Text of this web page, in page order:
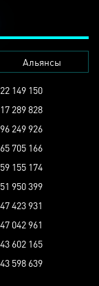
Альянсы
149 150
289 828
249 926
705 166
155 174
950 399
423 931
042 961
602 165
598 639